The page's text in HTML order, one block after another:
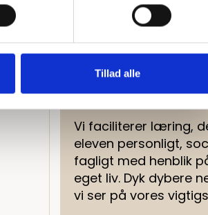
Tillad alle
Basens
Vi faciliterer læring,
eleven personligt,
fagligt med henblik
eget liv. Dyk dybere
vi ser på vores